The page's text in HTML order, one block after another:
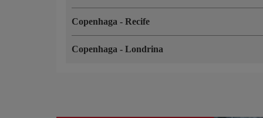
Copenhaga - Recife
Copenhaga - Londrina